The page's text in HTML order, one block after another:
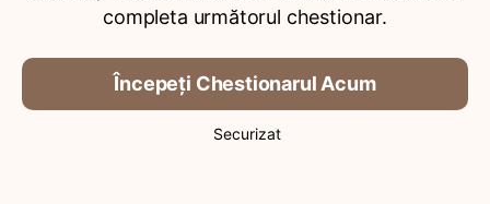
completa următorul chestionar.
Începeți Chestionarul Acum
Securizat